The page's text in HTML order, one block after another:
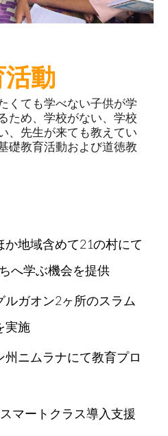
動
くても学べない子供が学
ため、学校がない、学校
、先生が来ても教えてい
礎教育活動および道徳教
か地域含めて21の村にて
へ学ぶ機会を提供
ルガオン2ヶ所のスラム
実施
州ニムラナにて教育プロ
マートクラス導入支援